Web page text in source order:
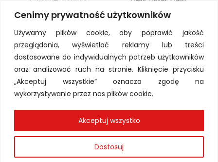
Cenimy prywatność użytkowników
Używamy plików cookie, aby poprawić jakość
przeglądania, wyświetlać reklamy lub treści
dostosowane do indywidualnych potrzeb użytkowników
oraz analizować ruch na stronie. Kliknięcie przycisku
„Akceptuj wszystkie” oznacza zgodę na
wykorzystywanie przez nas plików cookie.
Dostosuj
Akceptuj wszystko